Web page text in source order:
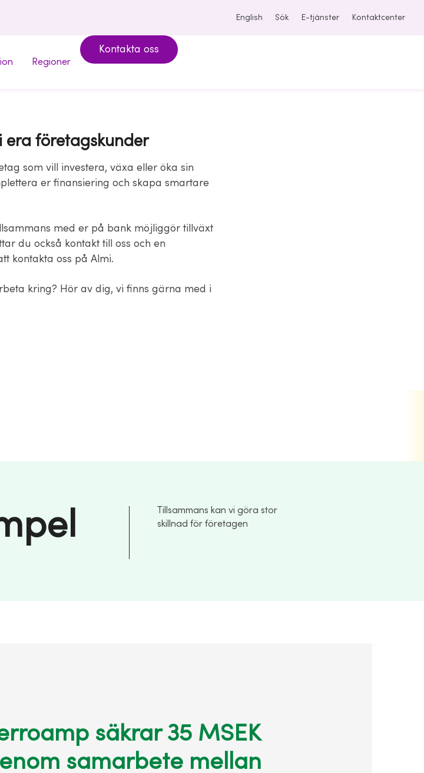
English Sök E-tjänster Kontaktcenter
Regioner
Kontakta oss
era företagskunder
som vill investera, växa eller öka sin
er finansiering och skapa smartare
med er på bank möjliggör tillväxt
du också kontakt till oss och en
kontakta oss på Almi.
kring? Hör av dig, vi finns gärna med i
Tillsammans kan vi göra stor
skillnad för företagen
säkrar 35 MSEK
samarbete mellan